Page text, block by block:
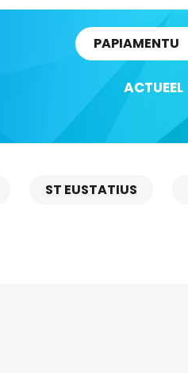
PAPIAMENTU
ACTUEEL
ST EUSTATIUS